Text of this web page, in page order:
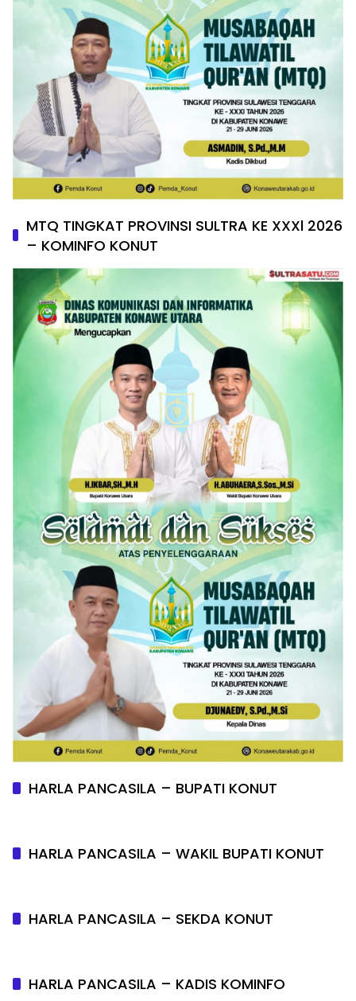
MTQ TINGKAT PROVINSI SULTRA KE XXXl 2026
– KOMINFO KONUT
HARLA PANCASILA – BUPATI KONUT
HARLA PANCASILA – WAKIL BUPATI KONUT
HARLA PANCASILA – SEKDA KONUT
HARLA PANCASILA – KADIS KOMINFO